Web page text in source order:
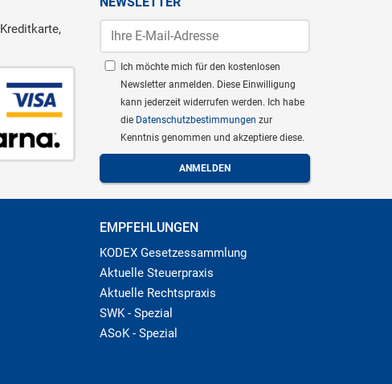
Ich möchte mich für den kostenlosen
Newsletter anmelden. Diese Einwilligung
kann jederzeit widerrufen werden. Ich habe
die Datenschutzbestimmungen zur
Kenntnis genommen und akzeptiere diese.
EMPFEHLUNGEN
KODEX Gesetzessammlung
Aktuelle Steuerpraxis
Aktuelle Rechtspraxis
SWK - Spezial
ASoK - Spezial